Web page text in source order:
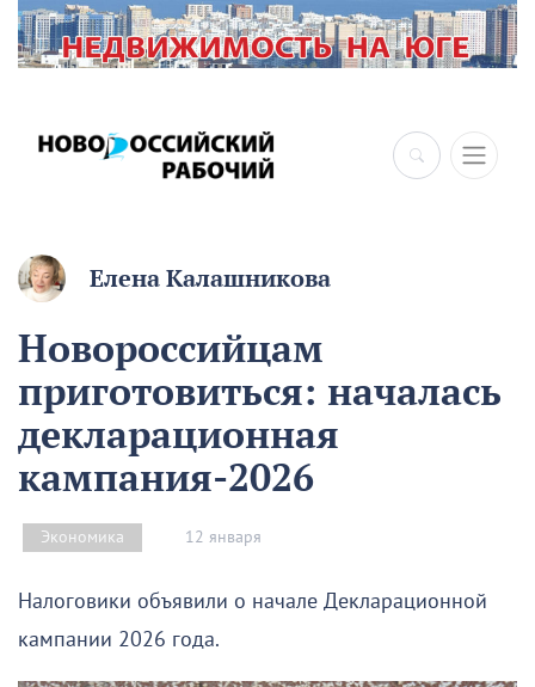
×
Елена Калашникова
Новороссийцам
приготовиться: началась
декларационная
кампания-2026
Экономика 12 января
Налоговики объявили о начале Декларационной
кампании 2026 года.